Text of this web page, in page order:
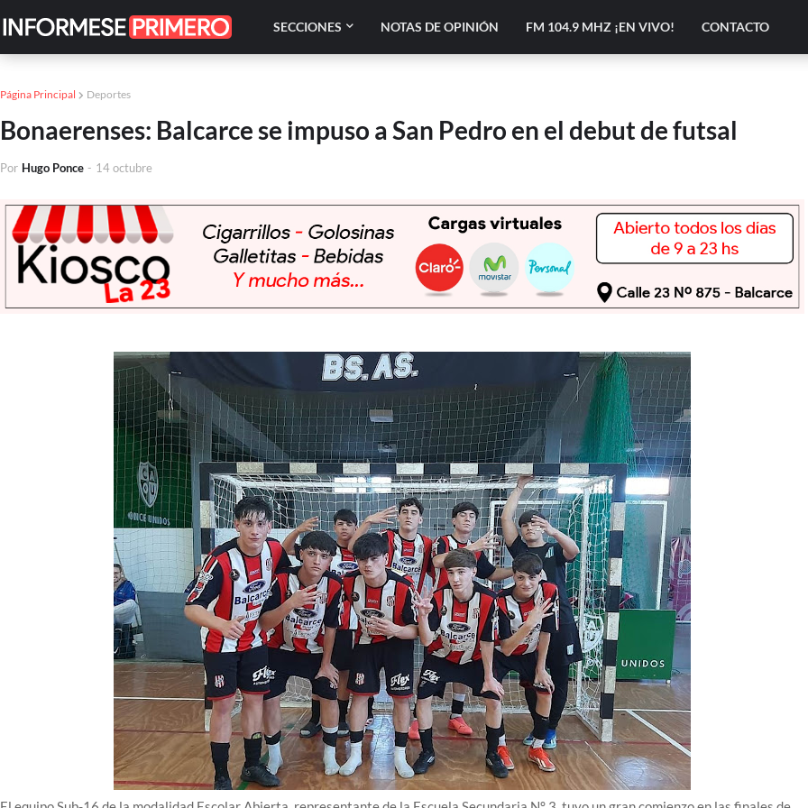
SECCIONES NOTAS DE OPINIÓN FM 104.9 MHZ ¡EN VIVO! CONTACTO
Página Principal Deportes
Bonaerenses: Balcarce se impuso a San Pedro en el debut de futsal
Por Hugo Ponce - 14 octubre